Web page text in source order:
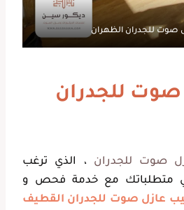
صوت للجدران الظهران
للجدران
صوت للجدران ، الذي ترغب
متطلباتك مع خدمة فحص و
عازل صوت للجدران القطيف